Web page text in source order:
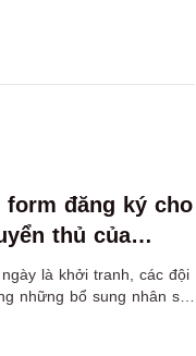
đăng ký cho
thủ của
là khởi tranh, các đội
những bổ sung nhân sự